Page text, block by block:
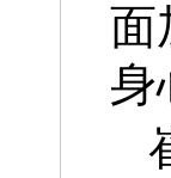
面
身